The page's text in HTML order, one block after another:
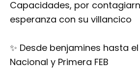
Capacidades, por
esperanza con su villancico
✨ Desde benjamines hasta
Nacional y Primera FEB